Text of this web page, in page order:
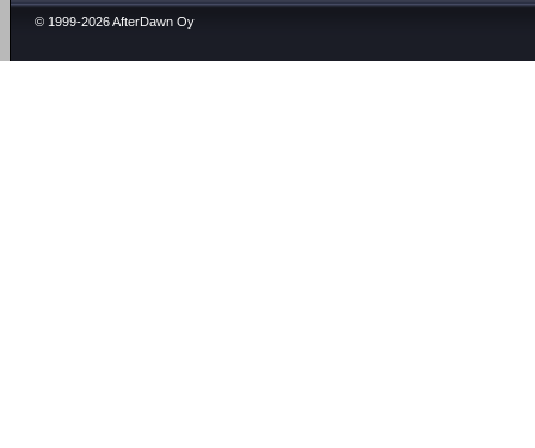
© 1999-2026 AfterDawn Oy